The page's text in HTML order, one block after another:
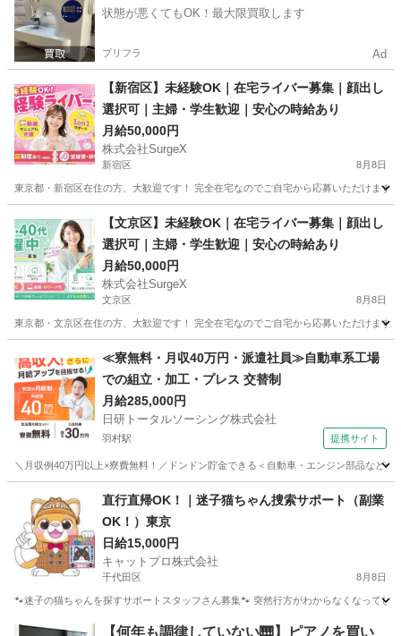
状態が悪くてもOK！最大限買取します
プリフラ Ad
【新宿区】未経験OK｜在宅ライバー募集｜顔出し
選択可｜主婦・学生歓迎｜安心の時給あり
月給50,000円
株式会社SurgeX
新宿区 8月8日
東京都・新宿区在住の方、大歓迎です！ 完全在宅なのでご自宅から応募いただけま
その他 顔出し
【文京区】未経験OK｜在宅ライバー募集｜顔出し
選択可｜主婦・学生歓迎｜安心の時給あり
月給50,000円
株式会社SurgeX
文京区 8月8日
東京都・文京区在住の方、大歓迎です！ 完全在宅なのでご自宅から応募いただけま
その他 顔出し
≪寮無料・月収40万円・派遣社員≫自動車系工場
での組立・加工・プレス 交替制
月給285,000円
日研トータルソーシング株式会社
羽村駅 提携サイト
＼月収例40万円以上×寮費無料！／ドンドン貯金できる＜自動車・エンジン部品など
羽村駅 その他
直行直帰OK！｜迷子猫ちゃん捜索サポート（副業
OK！）東京
日給15,000円
キャットプロ株式会社
千代田区 8月8日
🐾迷子の猫ちゃんを探すサポートスタッフさん募集🐾 突然行方がわからなくなって
東京 千代田区 その他 スタッフ
【何年も調律していない🎹】ピアノを買い